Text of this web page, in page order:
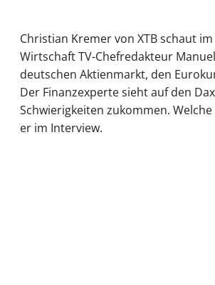
Christian Kremer von XTB schaut
Wirtschaft TV-Chefredakteur
deutschen Aktienmarkt, den
Der Finanzexperte sieht auf den
Schwierigkeiten zukommen.
er im Interview.